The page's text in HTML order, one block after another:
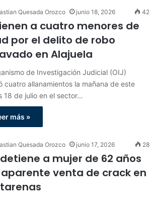
Quesada Orozco junio 18, 2026 42
a cuatro menores de
por el delito de robo
en Alajuela
de Investigación Judicial (OIJ)
cuatro allanamientos la mañana de este
18 de julio en el sector…
más »
Quesada Orozco junio 17, 2026 28
a mujer de 62 años
venta de crack en